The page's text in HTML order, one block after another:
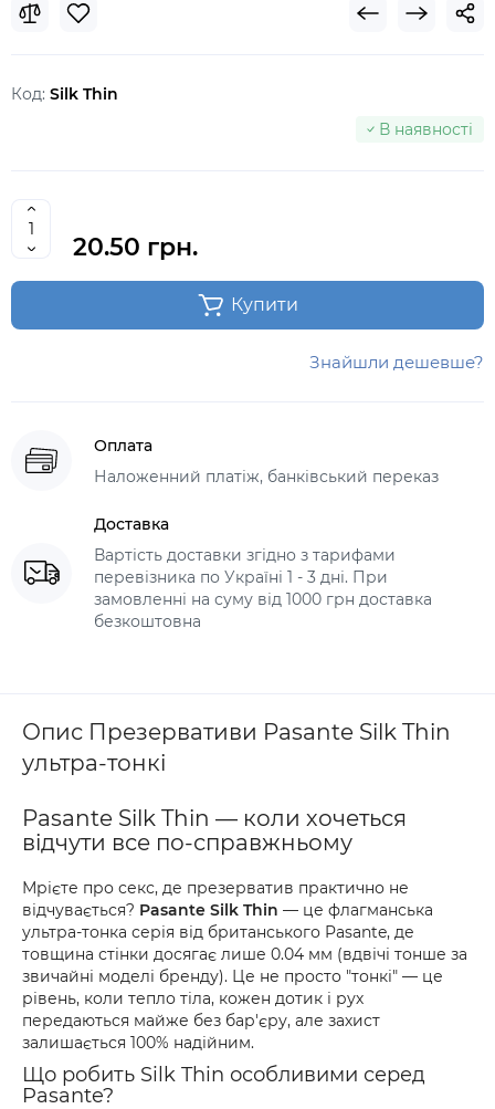
Код: Silk Thin
В наявності
20.50 грн.
Купити
Знайшли дешевше?
Оплата
Наложенний платіж, банківський переказ
Доставка
Вартість доставки згідно з тарифами
перевізника по Україні 1 - 3 дні. При
замовленні на суму від 1000 грн доставка
безкоштовна
Опис Презервативи Pasante Silk Thin
ультра-тонкі
Pasante Silk Thin — коли хочеться
відчути все по-справжньому
Мрієте про секс, де презерватив практично не
відчувається? Pasante Silk Thin — це флагманська
ультра-тонка серія від британського Pasante, де
товщина стінки досягає лише 0.04 мм (вдвічі тонше за
звичайні моделі бренду). Це не просто "тонкі" — це
рівень, коли тепло тіла, кожен дотик і рух
передаються майже без бар'єру, але захист
залишається 100% надійним.
Що робить Silk Thin особливими серед
Pasante?